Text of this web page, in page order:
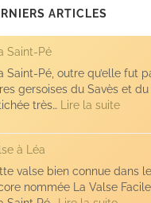
ARTICLES
Saint-Pé
Saint-Pé, outre qu’elle fut
gersoises du Savès et du
très… Lire la suite:
Saint-
à Léa
valse bien connue dans
nommée La Valse